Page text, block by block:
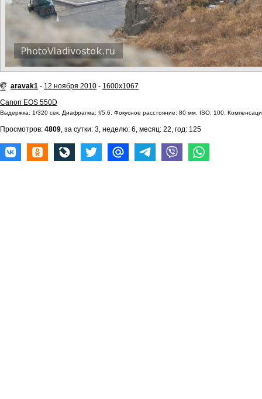
aravak1 - 12 ноября 2010 - 1600x1067
Canon EOS 550D
Выдержка: 1/320 сек. Диафрагма: f/5.6. Фокусное расстояние: 80 мм. ISO: 100.
Просмотров: 4809, за сутки: 3, неделю: 6, месяц: 22, год: 125